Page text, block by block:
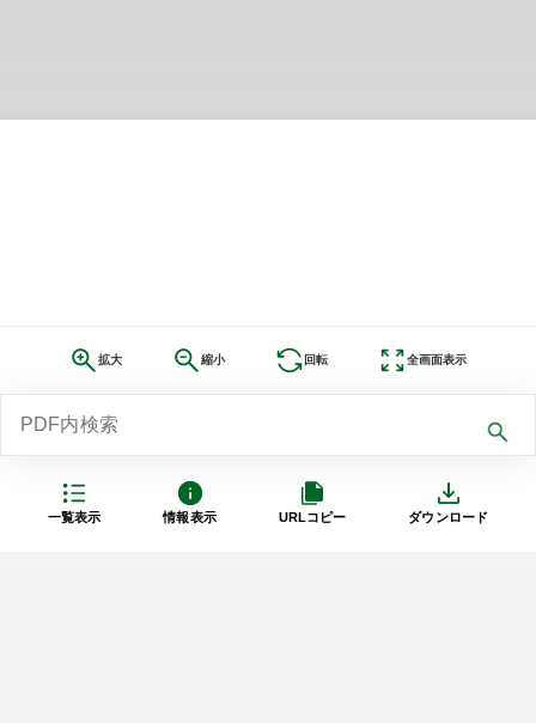
一覧表示 情報表示 URLコピー ダウンロード
拡大 縮小 回転 全画面表示